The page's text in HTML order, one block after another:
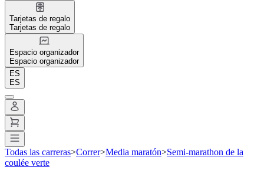
Tarjetas de regalo
Tarjetas de regalo
Espacio organizador
Espacio organizador
ES
ES
Todas las carreras>Correr>Media maratón>Semi-marathon de la
coulée verte